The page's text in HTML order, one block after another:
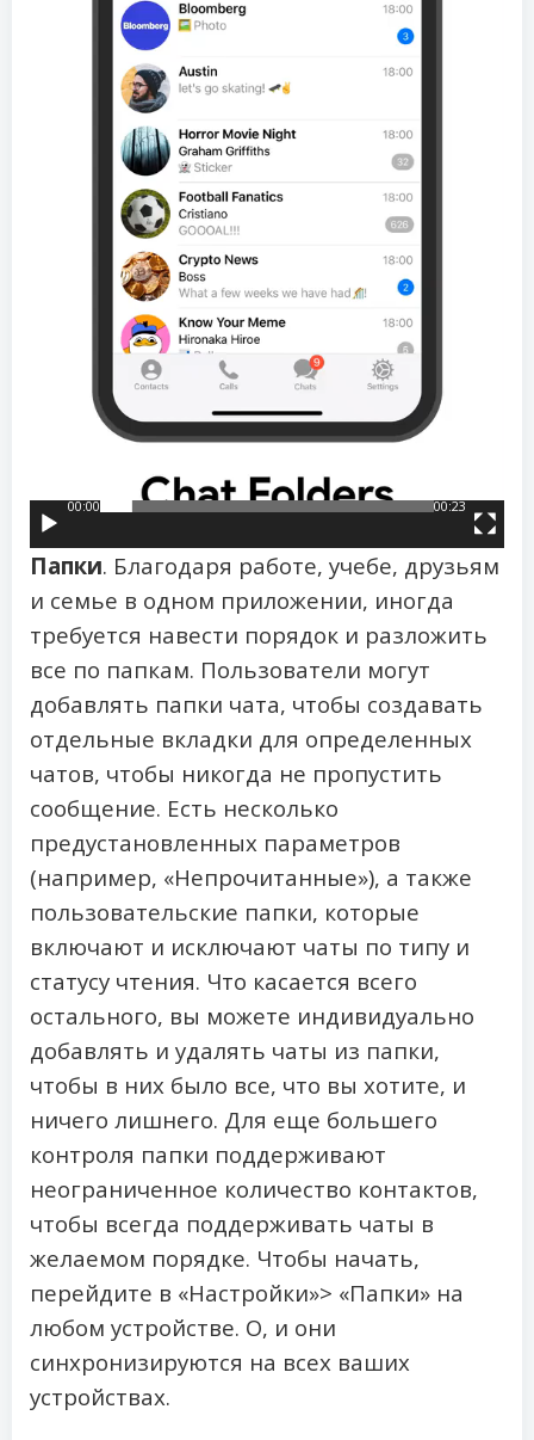
00:00 00:23
Папки. Благодаря работе, учебе, друзьям
и семье в одном приложении, иногда
требуется навести порядок и разложить
все по папкам. Пользователи могут
добавлять папки чата, чтобы создавать
отдельные вкладки для определенных
чатов, чтобы никогда не пропустить
сообщение. Есть несколько
предустановленных параметров
(например, «Непрочитанные»), а также
пользовательские папки, которые
включают и исключают чаты по типу и
статусу чтения. Что касается всего
остального, вы можете индивидуально
добавлять и удалять чаты из папки,
чтобы в них было все, что вы хотите, и
ничего лишнего. Для еще большего
контроля папки поддерживают
неограниченное количество контактов,
чтобы всегда поддерживать чаты в
желаемом порядке. Чтобы начать,
перейдите в «Настройки»> «Папки» на
любом устройстве. О, и они
синхронизируются на всех ваших
устройствах.